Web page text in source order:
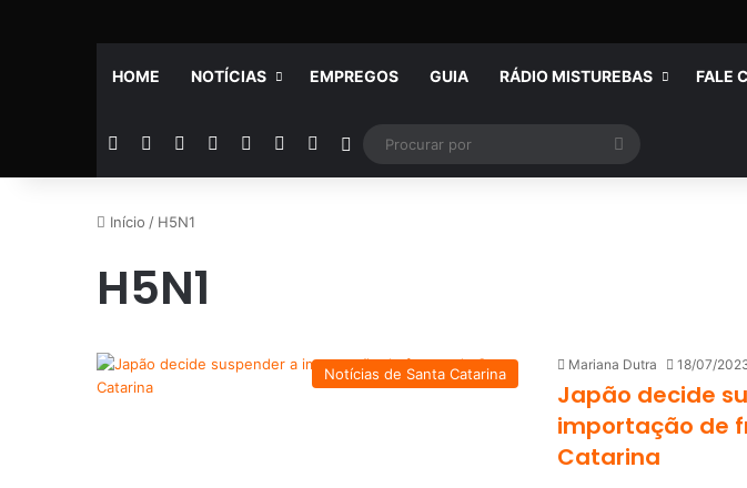
HOME NOTÍCIAS EMPREGOS GUIA RÁDIO MISTUREBAS FALE
Facebook YouTubeInstagramTelegramWhatsApp
Rádio Switch skin
por
Início / H5N1
H5N1
Notícias de Santa Catarina
Mariana Dutra 18/07/
Japão decide
importação de
Catarina